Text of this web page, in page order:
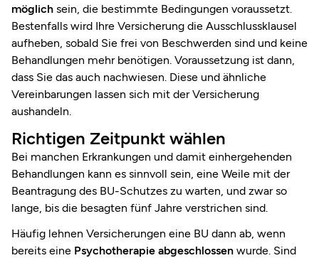
möglich sein, die bestimmte Bedingungen voraussetzt.
Bestenfalls wird Ihre Versicherung die Ausschlussklausel
aufheben, sobald Sie frei von Beschwerden sind und keine
Behandlungen mehr benötigen. Voraussetzung ist dann,
dass Sie das auch nachwiesen. Diese und ähnliche
Vereinbarungen lassen sich mit der Versicherung
aushandeln.
Richtigen Zeitpunkt wählen
Bei manchen Erkrankungen und damit einhergehenden
Behandlungen kann es sinnvoll sein, eine Weile mit der
Beantragung des BU-Schutzes zu warten, und zwar so
lange, bis die besagten fünf Jahre verstrichen sind.
Häufig lehnen Versicherungen eine BU dann ab, wenn
bereits eine Psychotherapie abgeschlossen wurde. Sind